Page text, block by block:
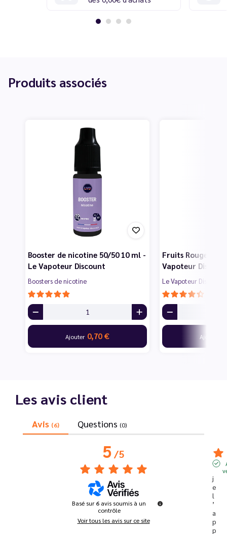
Produits associés
Booster de nicotine 50/50 10 ml -
Le Vapoteur Discount
Boosters de nicotine
Ajouter 0,70 €
Fruits Rouges 50
Vapoteur
Le Vapoteur Discount
Ajouter
Les avis client
Avis (6) Questions (0)
5/5
Basé sur6 avis soumis à un
contrôle
Voir tous les avis sur ce site
j
e
l
’
a
p
p